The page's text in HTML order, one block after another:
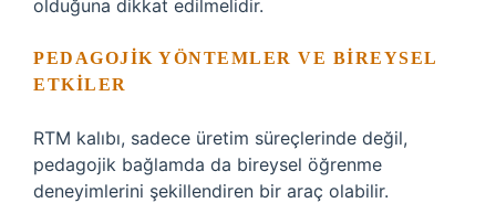
olduğuna dikkat edilmelidir.
PEDAGOJIK YÖNTEMLER VE BIREYSEL
ETKILER
RTM kalıbı, sadece üretim süreçlerinde değil,
pedagojik bağlamda da bireysel öğrenme
deneyimlerini şekillendiren bir araç olabilir.